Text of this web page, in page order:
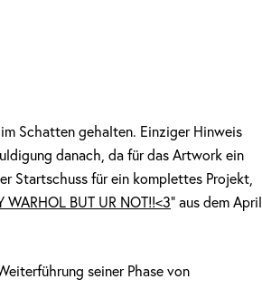
Schatten gehalten. Einziger Hinweis
danach, da für das Artwork ein
Startschuss für ein komplettes Projekt,
WARHOL BUT UR NOT!!<3” aus dem April
seiner Phase von